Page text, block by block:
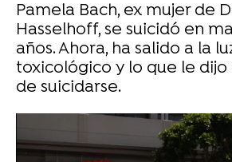
Pamela Bach, ex mujer de
Hasselhoff, se suicidó en
años. Ahora, ha salido a la
toxicológico y lo que le dijo
de suicidarse.